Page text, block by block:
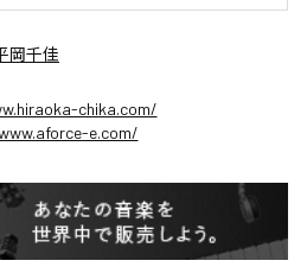
岡千佳
chika.com/
e.com/